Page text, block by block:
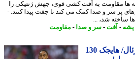
مقاومت به آفت کشی قوی، جهش ژنتیکی را
سر و صدا کمک می کند تا جفت پیدا کنند. -
شد، ...
-آفت -سر و صدا -مقاومت
پس از تمدید وینی با رئال/ هایجک 130